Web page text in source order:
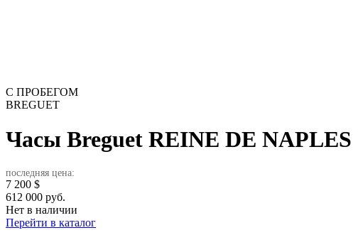
С ПРОБЕГОМ
BREGUET
Часы Breguet REINE DE NAPLES
последняя цена:
7 200 $
612 000 руб.
Нет в наличии
Перейти в каталог